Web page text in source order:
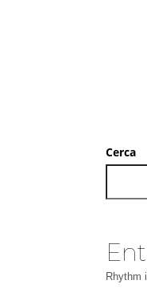
Cerca
Rhythm